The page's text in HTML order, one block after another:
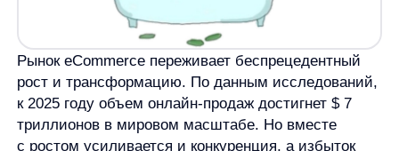
Теряют возможности для кросс-продаж
и увеличения среднего чека
Создают «холодный» пользовательский опыт,
не отличающийся от конкурентов
Упускают данные о поведении клиентов,
которые могли бы улучшить бизнес
Персонализация сегодня — это не просто тренд,
а необходимое конкурентное преимущество.